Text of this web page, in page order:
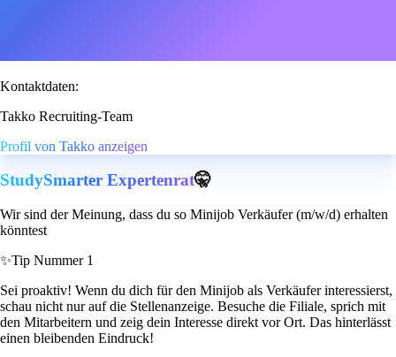
Kontaktdaten:
Takko Recruiting-Team
Profil von Takko anzeigen
StudySmarter Expertenrat🤫
Wir sind der Meinung, dass du so Minijob Verkäufer (m/w/d) erhalten
könntest
✨Tip Nummer 1
Sei proaktiv! Wenn du dich für den Minijob als Verkäufer interessierst,
schau nicht nur auf die Stellenanzeige. Besuche die Filiale, sprich mit
den Mitarbeitern und zeig dein Interesse direkt vor Ort. Das hinterlässt
einen bleibenden Eindruck!